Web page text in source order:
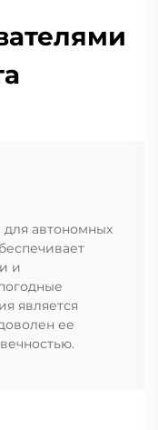
для автономных
и
является
ее